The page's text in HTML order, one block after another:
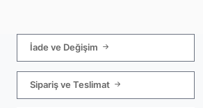
İade ve Değişim
Sipariş ve Teslimat